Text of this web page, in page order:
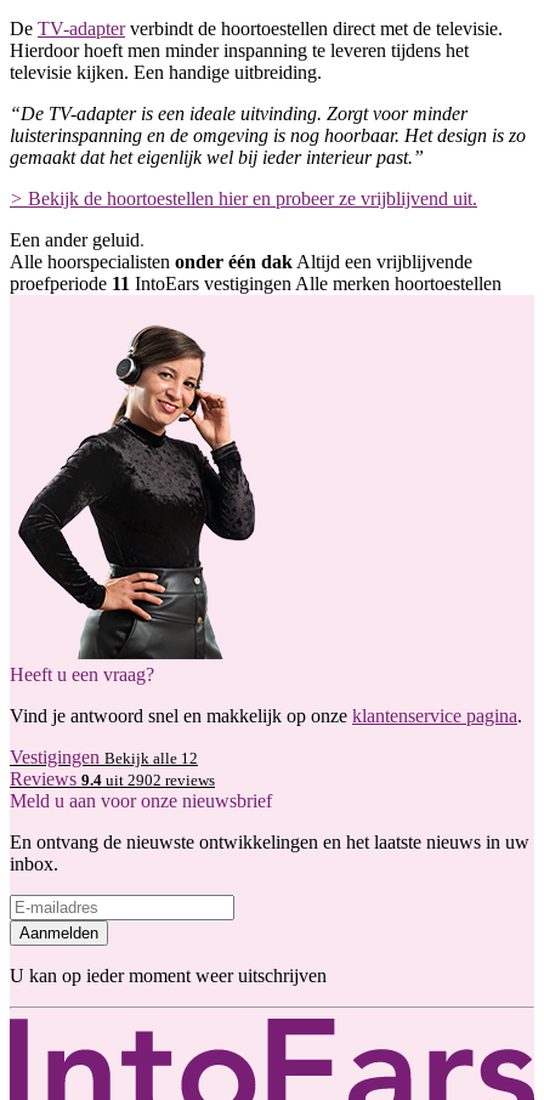
De TV-adapterverbindt de hoortoestellen direct met de televisie.
Hierdoor hoeft men minder inspanning te leveren tijdens het
televisie kijken. Een handige uitbreiding.
“De TV-adapter is een ideale uitvinding. Zorgt voor minder
luisterinspanning en de omgeving is nog hoorbaar. Het design is zo
gemaakt dat het eigenlijk wel bij ieder interieur past.”
> Bekijk de hoortoestellen hier en probeer ze vrijblijvend uit.
Een ander geluid.
Alle hoorspecialisten onder één dak Altijd een vrijblijvende
proefperiode 11 IntoEars vestigingen Alle merken hoortoestellen
Heeft u een vraag?
Vind je antwoord snel en makkelijk op onze klantenservice pagina.
Vestigingen Bekijk alle 12
Reviews 9.4 uit 2902 reviews
Meld u aan voor onze nieuwsbrief
En ontvang de nieuwste ontwikkelingen en het laatste nieuws in uw
inbox.
Aanmelden
U kan op ieder moment weer uitschrijven